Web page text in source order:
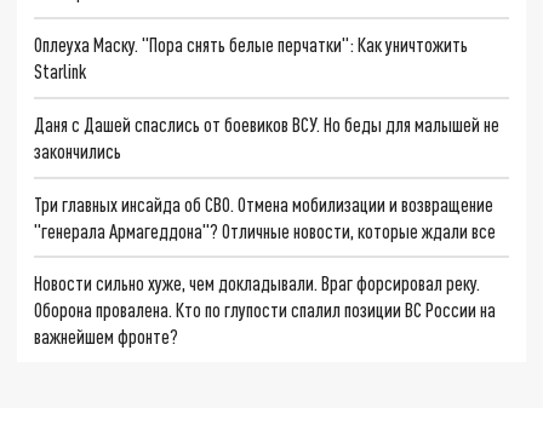
Оплеуха Маску. "Пора снять белые перчатки": Как уничтожить
Starlink
Даня с Дашей спаслись от боевиков ВСУ. Но беды для малышей не
закончились
Три главных инсайда об СВО. Отмена мобилизации и возвращение
"генерала Армагеддона"? Отличные новости, которые ждали все
Новости сильно хуже, чем докладывали. Враг форсировал реку.
Оборона провалена. Кто по глупости спалил позиции ВС России на
важнейшем фронте?